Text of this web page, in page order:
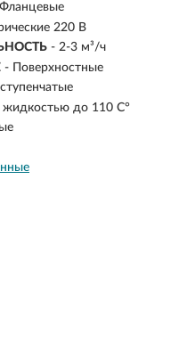
220 В
- 2-3 м³/ч
- Поверхностные
жидкостью до 110 С°